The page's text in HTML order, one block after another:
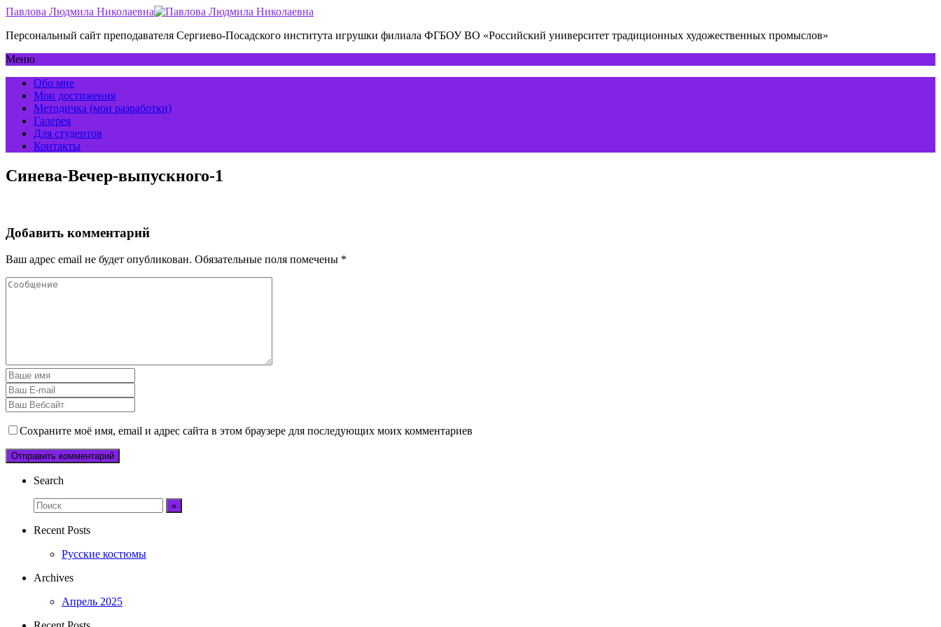
Павлова Людмила Николаевна
Персональный сайт преподавателя Сергиево-Посадского института игрушки филиала ФГБОУ ВО «Российский университет традиционных художественных промыслов»
Меню
Обо мне
Мои достижения
Методичка (мои разработки)
Галерея
Для студентов
Контакты
Синева-Вечер-выпускного-1
Добавить комментарий
Ваш адрес email не будет опубликован. Обязательные поля помечены *
Сохраните моё имя, email и адрес сайта в этом браузере для последующих моих комментариев
Search
Recent Posts
Русские костюмы
Archives
Апрель 2025